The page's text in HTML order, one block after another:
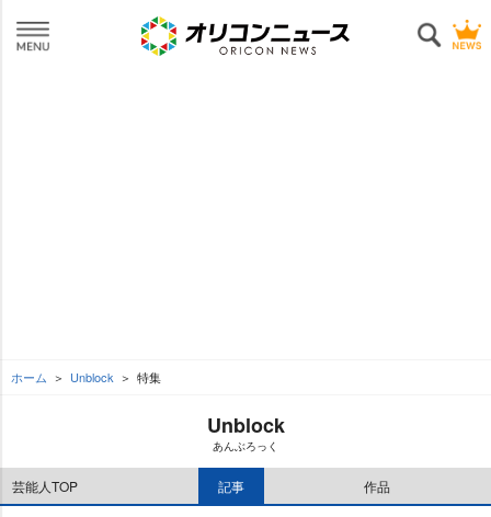
ホーム Unblock 特集
Unblock
あんぶろっく
芸能人TOP 記事 作品